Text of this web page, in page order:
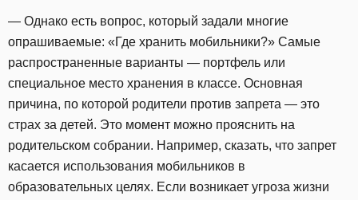
— Однако есть вопрос, который задали многие
опрашиваемые: «Где хранить мобильники?» Самые
распространенные варианты — портфель или
специальное место хранения в классе. Основная
причина, по которой родители против запрета — это
страх за детей. Это момент можно прояснить на
родительском собрании. Например, сказать, что запрет
касается использования мобильников в
образовательных целях. Если возникает угроза жизни